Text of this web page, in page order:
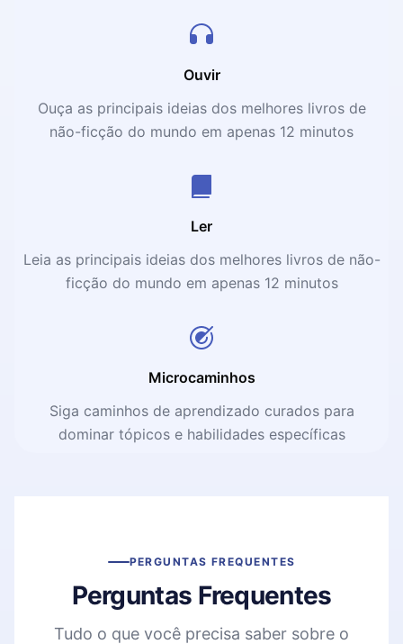
Ouvir
Ouça as principais ideias dos melhores livros de
não-ficção do mundo em apenas 12 minutos
Ler
Leia as principais ideias dos melhores livros de não-
ficção do mundo em apenas 12 minutos
Microcaminhos
Siga caminhos de aprendizado curados para
dominar tópicos e habilidades específicas
PERGUNTAS FREQUENTES
Perguntas Frequentes
Tudo o que você precisa saber sobre o